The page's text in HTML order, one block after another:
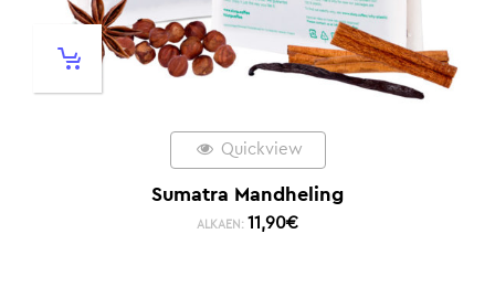
Quickview
Sumatra Mandheling
ALKAEN: 11,90€